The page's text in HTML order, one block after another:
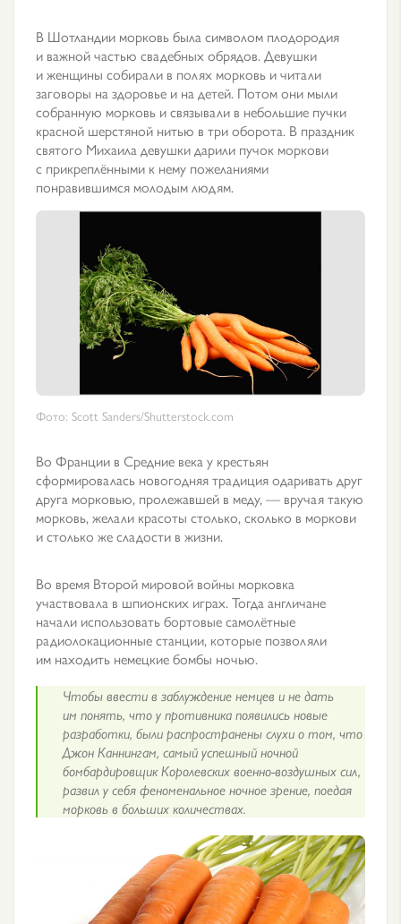
В Шотландии морковь была символом плодородия
и важной частью свадебных обрядов. Девушки
и женщины собирали в полях морковь и читали
заговоры на здоровье и на детей. Потом они мыли
собранную морковь и связывали в небольшие пучки
красной шерстяной нитью в три оборота. В праздник
святого Михаила девушки дарили пучок моркови
с прикреплёнными к нему пожеланиями
понравившимся молодым людям.
Фото: Scott Sanders/Shutterstock.com
Во Франции в Средние века у крестьян
сформировалась новогодняя традиция одаривать друг
друга морковью, пролежавшей в меду, — вручая такую
морковь, желали красоты столько, сколько в моркови
и столько же сладости в жизни.
Во время Второй мировой войны морковка
участвовала в шпионских играх. Тогда англичане
начали использовать бортовые самолётные
радиолокационные станции, которые позволяли
им находить немецкие бомбы ночью.
Чтобы ввести в заблуждение немцев и не дать
им понять, что у противника появились новые
разработки, были распространены слухи о том, что
Джон Каннингам, самый успешный ночной
бомбардировщик Королевских военно-воздушных сил,
развил у себя феноменальное ночное зрение, поедая
морковь в больших количествах.